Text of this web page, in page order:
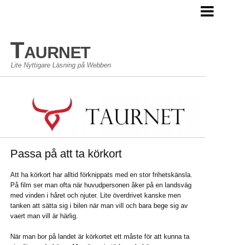
Taurnet
Lite Nyttigare Läsning på Webben
Passa på att ta körkort
Att ha körkort har alltid förknippats med en stor frihetskänsla.
På film ser man ofta när huvudpersonen åker på en landsväg
med vinden i håret och njuter. Lite överdrivet kanske men
tanken att sätta sig i bilen när man vill och bara bege sig av
vaert man vill är härlig.
När man bor på landet är körkortet ett måste för att kunna ta